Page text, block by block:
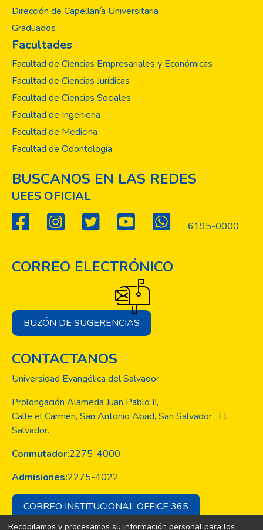
Dirección de Capellanía Universitaria
Graduados
Facultades
Facultad de Ciencias Empresariales y Económicas
Facultad de Ciencias Jurídicas
Facultad de Ciencias Sociales
Facultad de Ingenieria
Facultad de Medicina
Facultad de Odontología
BUSCANOS EN LAS REDES
UEES OFICIAL
6195-0000
CORREO ELECTRÓNICO
BUZÓN DE SUGERENCIAS
CONTACTANOS
Universidad Evangélica del Salvador
Prolongación Alameda Juan Pablo II,
Calle el Carmen, San Antonio Abad, San Salvador , El
Salvador.
Conmutador:2275-4000
Admisiones:2275-4022
CORREO INSTITUCIONAL OFFICE 365
Recopilamos y procesamos su información personal para los